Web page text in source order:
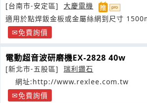
[台南市-安定區]
大慶電機
適用於點焊鈑金板或金屬絲網到尺寸
免費詢價
電動超音波研磨機EX-2828 40w
[新北市-五股區]
瑞利鑽石
網址:http://www.rexlee.com.tw
免費詢價